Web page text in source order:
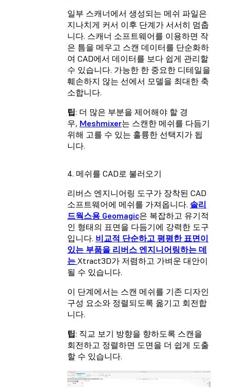
일부 스캐너에서 생성되는 메쉬 파일은
지나치게 커서 이후 단계가 서서히 멈춥
니다. 스캐너 소프트웨어를 이용하면 작
은 틈을 메우고 스캔 데이터를 단순화하
여 CAD에서 데이터를 보다 쉽게 관리할
수 있습니다. 가능한 한 중요한 디테일을
훼손하지 않는 선에서 모델을 최대한 축
소합니다.
팁: 더 많은 부분을 제어해야 할 경
우, Meshmixer는 스캔한 메쉬를 다듬기
위해 고를 수 있는 훌륭한 선택지가 됩
니다.
4. 메쉬를 CAD로 불러오기
리버스 엔지니어링 도구가 장착된 CAD
소프트웨어에 메쉬를 가져옵니다. 솔리
드웍스용 Geomagic은 복잡하고 유기적
인 형태의 표면을 다듬기에 강력한 도구
입니다. 비교적 단순하고 평평한 표면이
있는 부품을 리버스 엔지니어링하는 데
는 Xtract3D가 저렴하고 가벼운 대안이
될 수 있습니다.
이 단계에서는 스캔 메쉬를 기존 디자인
구성 요소와 정렬되도록 옮기고 회전합
니다.
팁: 직교 보기 방향을 향하도록 스캔을
회전하고 정렬하면 도면을 더 쉽게 도출
할 수 있습니다.